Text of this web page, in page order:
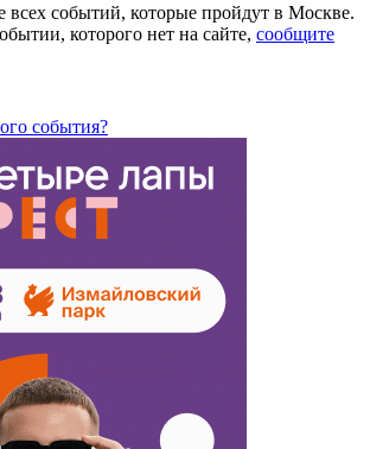
всех событий, которые пройдут в Москве.
которого нет на сайте, сообщите
события?